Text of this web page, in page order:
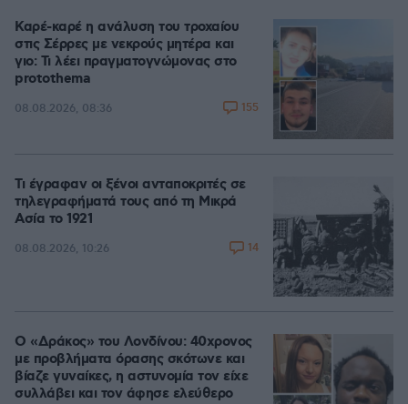
Καρέ-καρέ η ανάλυση του τροχαίου
στις Σέρρες με νεκρούς μητέρα και
γιο: Τι λέει πραγματογνώμονας στο
protothema
08.08.2026, 08:36 155
Τι έγραφαν οι ξένοι ανταποκριτές σε
τηλεγραφήματά τους από τη Μικρά
Ασία το 1921
08.08.2026, 10:26 14
Ο «Δράκος» του Λονδίνου: 40χρονος
με προβλήματα όρασης σκότωνε και
βίαζε γυναίκες, η αστυνομία τον είχε
συλλάβει και τον άφησε ελεύθερο